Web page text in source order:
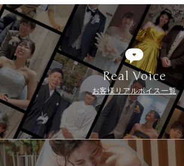
Real Voice
お客様リアルボイス一覧